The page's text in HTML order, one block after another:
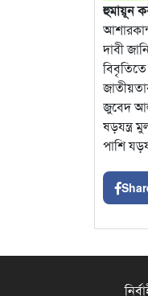
হুমায়ূন
দাবী
জুবেদ
ষড়যন্ত্র
পাশি